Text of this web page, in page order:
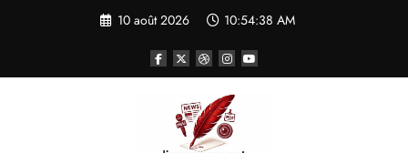
10 août 2026 10:54:39 AM